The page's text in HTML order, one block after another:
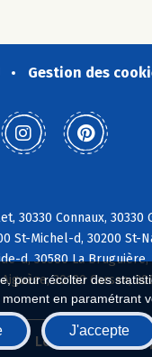
pour récolter des
en paramétrant
J'accepte
Gestion des
Connaux, 30330
St-Michel-d, 30200
d, 30580 La
30130 Carsan,
Le réseau